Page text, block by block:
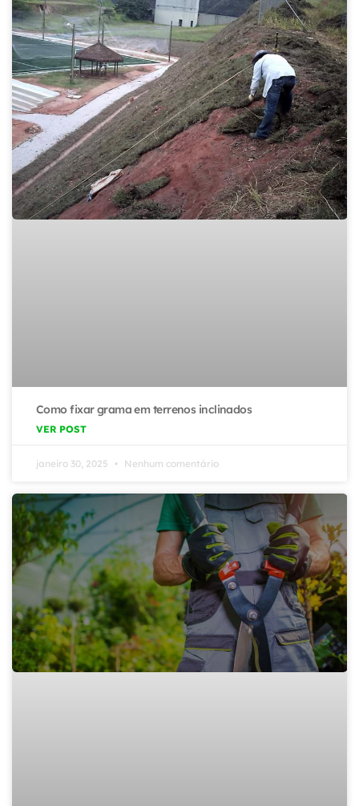
Como fixar grama em terrenos inclinados
VER POST
janeiro 30, 2025 Nenhum comentário